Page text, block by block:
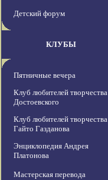
Детский форум
КЛУБЫ
Пятничные вечера
Клуб любителей творчества
Достоевского
Клуб любителей творчества
Гайто Газданова
Энциклопедия Андрея
Платонова
Мастерская перевода